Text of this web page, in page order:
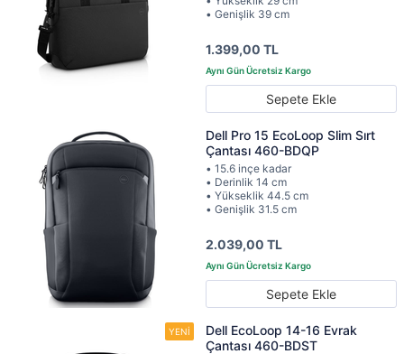
• Genişlik 39 cm
1.399,00 TL
Sepete Ekle
Dell Pro 15 EcoLoop Slim Sırt
Çantası 460-BDQP
• 15.6 inçe kadar
• Derinlik 14 cm
• Yükseklik 44.5 cm
• Genişlik 31.5 cm
2.039,00 TL
Sepete Ekle
Dell EcoLoop 14-16 Evrak
Çantası 460-BDST